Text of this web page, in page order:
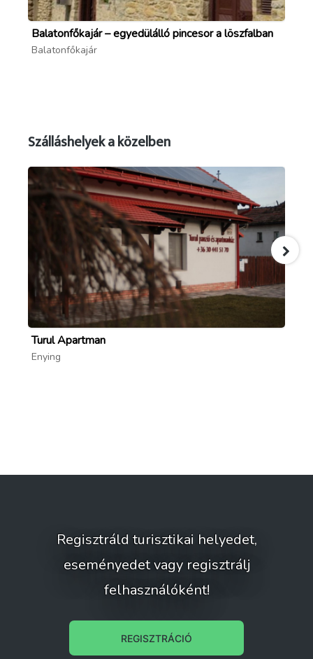
Balatonfőkajár – egyedülálló pincesor a löszfalban
Balatonfőkajár
Szálláshelyek a közelben
Turul Apartman
Enying
Regisztráld turisztikai helyedet,
eseményedet vagy regisztrálj
felhasználóként!
REGISZTRÁCIÓ